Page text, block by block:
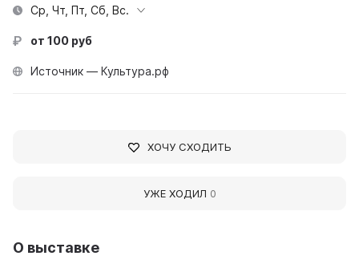
О выставке
Ср, Чт, Пт, Сб, Вс.
от 100 руб
Источник — Культура.рф
ХОЧУ СХОДИТЬ
УЖЕ ХОДИЛ 0